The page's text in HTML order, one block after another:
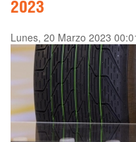
2023
Lunes, 20 Marzo 2023